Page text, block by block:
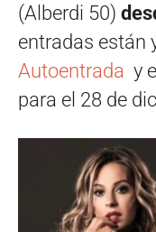
(Alberdi 50)
entradas están
Autoentrada y
para el 28 de